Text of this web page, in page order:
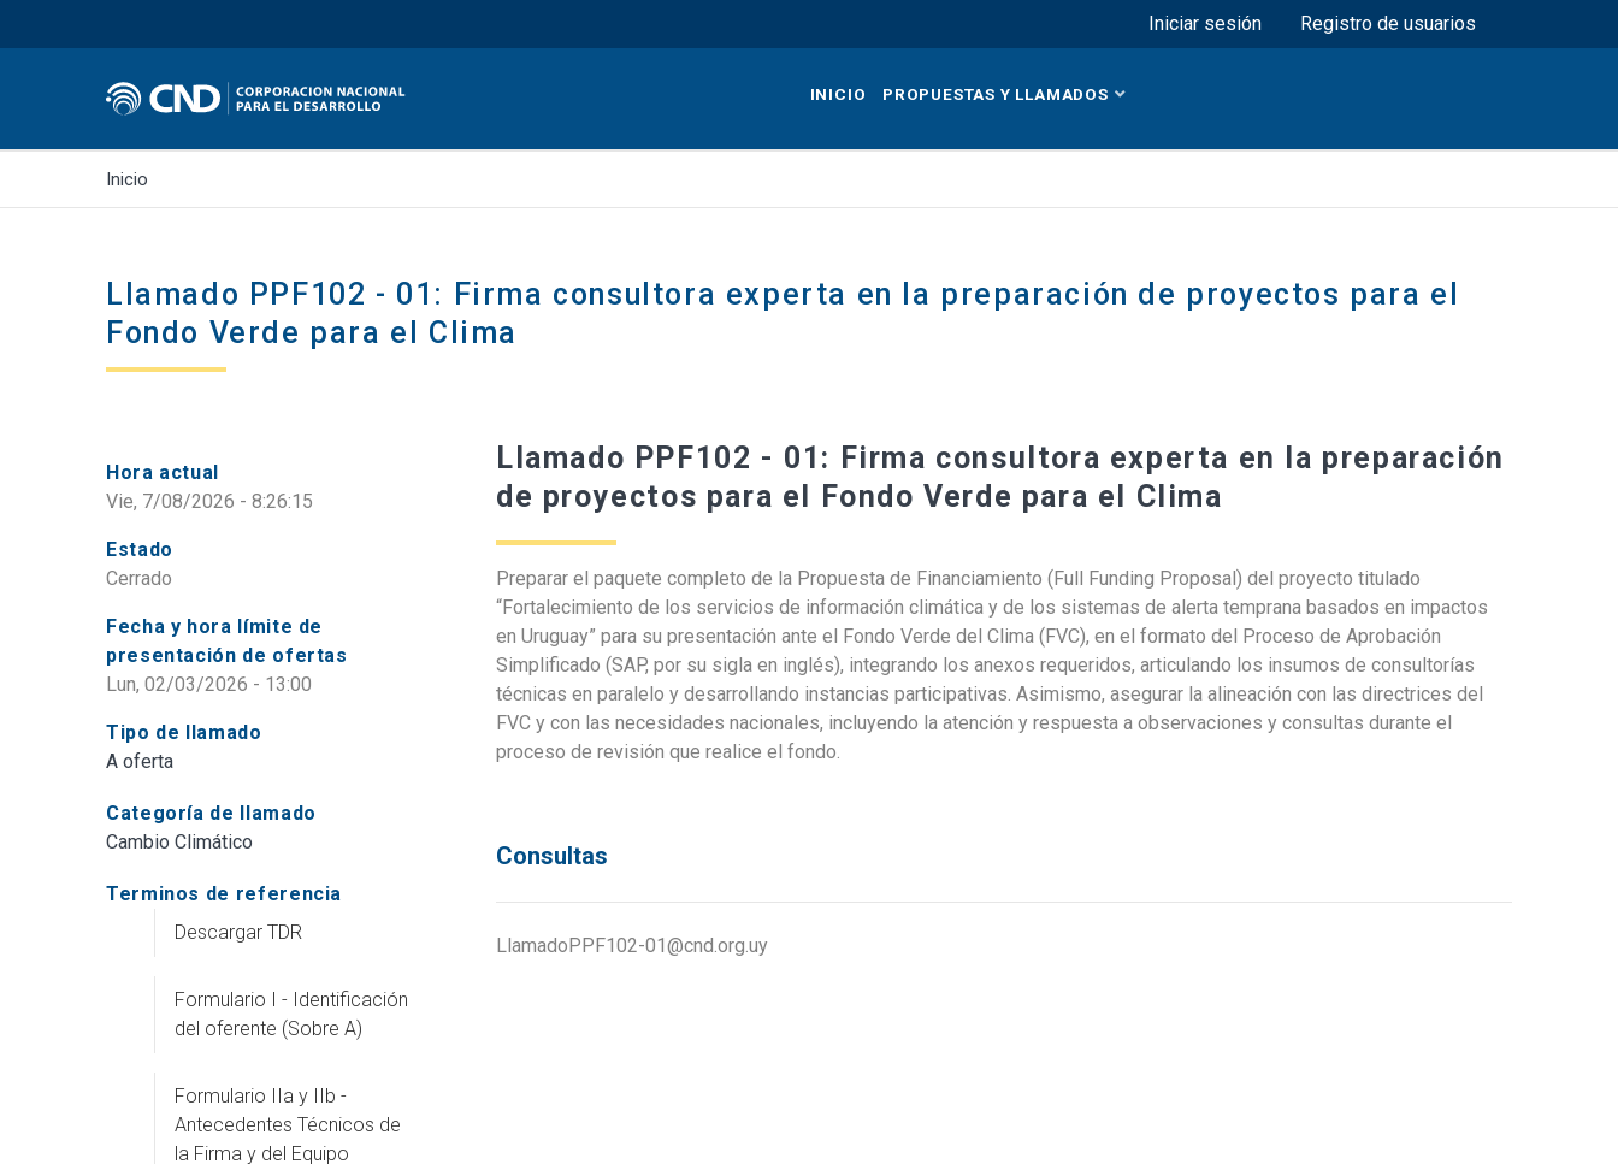
al
principal
Menú superior
Iniciar sesión Registro de usuarios
INICIO PROPUESTAS Y LLAMADOS
Inicio
Llamado PPF102 - 01: Firma consultora experta en la preparación de proyectos para el
Fondo Verde para el Clima
Hora actual
Vie, 7/08/2026 - 8:26:16
Estado
Cerrado
Fecha y hora límite de
presentación de ofertas
Lun, 02/03/2026 - 13:00
Tipo de llamado
A oferta
Categoría de llamado
Cambio Climático
Terminos de referencia
Descargar TDR
Formulario I - Identificación
del oferente (Sobre A)
Formulario IIa y IIb -
Antecedentes Técnicos de
la Firma y del Equipo
Llamado PPF102 - 01: Firma consultora experta en la preparación
de proyectos para el Fondo Verde para el Clima
Preparar el paquete completo de la Propuesta de Financiamiento (Full Funding Proposal) del proyecto titulado
“Fortalecimiento de los servicios de información climática y de los sistemas de alerta temprana basados en impactos
en Uruguay” para su presentación ante el Fondo Verde del Clima (FVC), en el formato del Proceso de Aprobación
Simplificado (SAP, por su sigla en inglés), integrando los anexos requeridos, articulando los insumos de consultorías
técnicas en paralelo y desarrollando instancias participativas. Asimismo, asegurar la alineación con las directrices del
FVC y con las necesidades nacionales, incluyendo la atención y respuesta a observaciones y consultas durante el
proceso de revisión que realice el fondo.
Consultas
LlamadoPPF102-01@cnd.org.uy